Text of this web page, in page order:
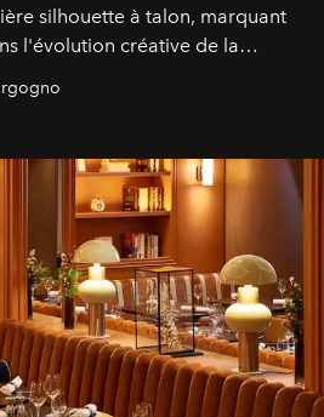
silhouette à talon, marquant
l'évolution créative de la